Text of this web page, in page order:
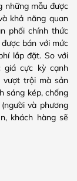
những mẫu được
khả năng quan
phối chính thức
bán với mức
lắp đặt. So với
giá cực kỳ cạnh
vượt trội mà sản
sáng kép, chống
và phương
khách hàng sẽ